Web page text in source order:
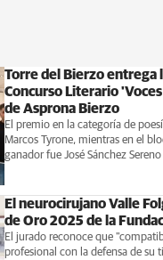
Torre del Bierzo entrega
Concurso Literario
de Asprona Bierzo
El premio en la categoría de
Marcos Tyrone, mientras en el
ganador fue José Sánchez Sereno
El neurocirujano Valle
de Oro 2025 de la
El jurado reconoce que
profesional con la defensa de su